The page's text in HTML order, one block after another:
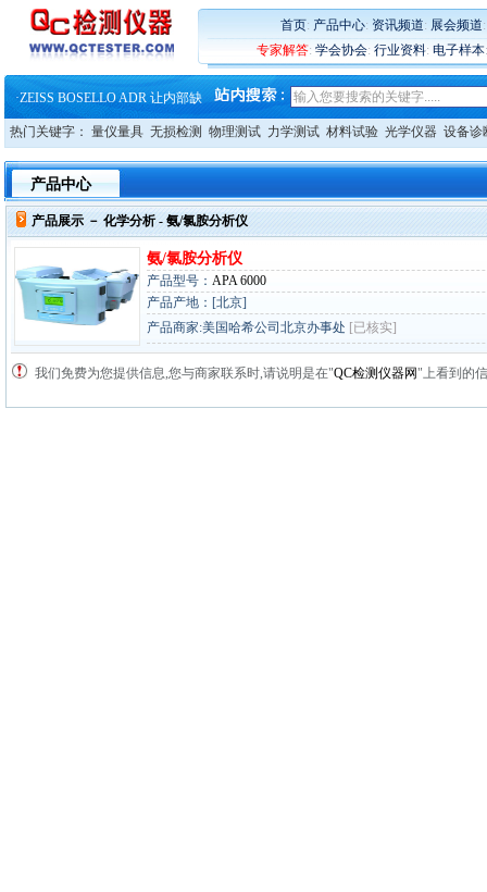
首页: 产品中心: 资讯频道: 展会频道
专家解答: 学会协会: 行业资料: 电子样本
大牌云集 买家升级 ——26
蔡司软件 | 高效变形分析能
铸就AI服务器质量动脉 – 高
·ZEISS BOSELLO ADR 让内部缺
· 蔡司和亿纬锂能达成战略合作
·大牌云集 买家升级 ——26
热门关键字： 量仪量具 无损检测 物理测试 力学测试 材料试验 光学仪器 设备诊
产品中心
产品展示 － 化学分析- 氨/氯胺分析仪
氨/氯胺分析仪
产品型号： APA 6000
产品产地：[北京]
产品商家:美国哈希公司北京办事处 [已核实]
我们免费为您提供信息,您与商家联系时,请说明是在"QC检测仪器网"上看到的